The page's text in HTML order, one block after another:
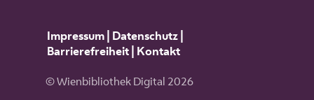
Impressum| Datenschutz|
Barrierefreiheit| Kontakt
© Wienbibliothek Digital 2026